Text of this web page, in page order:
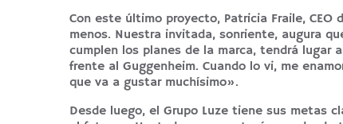
Con este último proyecto, Patricia Fraile,
menos. Nuestra invitada, sonriente, augura
cumplen los planes de la marca, tendrá lugar
frente al Guggenheim. Cuando lo vi, me
que va a gustar muchísimo».
Desde luego, el Grupo Luze tiene sus metas